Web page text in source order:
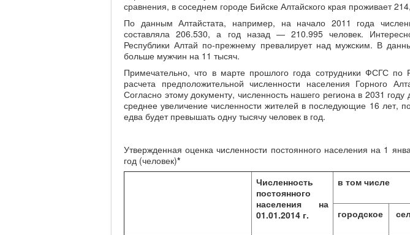
сравнения, в соседнем городе Бийске Алтайского края проживает
По данным Алтайстата, например, на начало 2011 года
составляла 206.530, а год назад — 210.995 человек.
Республики Алтай по-прежнему превалирует над мужским. В
больше мужчин на 11 тысяч.
Примечательно, что в марте прошлого года сотрудники ФСГС по
расчета предположительной численности населения Горного
Согласно этому документу, численность нашего региона в 2031
среднее увеличение численности жителей в последующие 16 лет, по
едва будет превышать одну тысячу человек в год.
Утвержденная оценка численности постоянного населения на 1
год (человек)*
Численность
постоянного
населения на
01.01.2014 г.
в том числе
городское